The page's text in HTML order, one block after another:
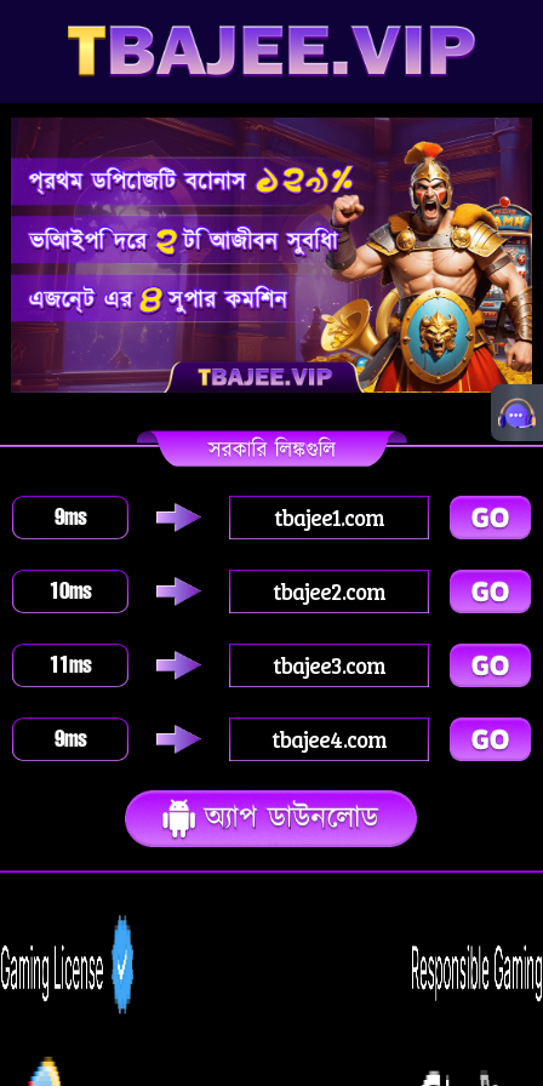
9ms tbajee1.com
10ms tbajee2.com
11ms tbajee3.com
9ms tbajee4.com